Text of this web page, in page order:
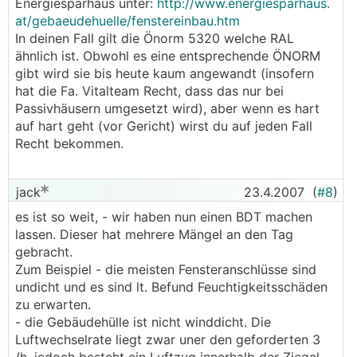
Energiesparhaus unter: http://www.energiesparhaus.
at/gebaeudehuelle/fenstereinbau.htm
In deinen Fall gilt die Önorm 5320 welche RAL
ähnlich ist. Obwohl es eine entsprechende ÖNORM
gibt wird sie bis heute kaum angewandt (insofern
hat die Fa. Vitalteam Recht, dass das nur bei
Passivhäusern umgesetzt wird), aber wenn es hart
auf hart geht (vor Gericht) wirst du auf jeden Fall
Recht bekommen.
jack 23.4.2007 (#8)
es ist so weit, - wir haben nun einen BDT machen
lassen. Dieser hat mehrere Mängel an den Tag
gebracht.
Zum Beispiel - die meisten Fensteranschlüsse sind
undicht und es sind lt. Befund Feuchtigkeitsschäden
zu erwarten.
- die Gebäudehülle ist nicht winddicht. Die
Luftwechselrate liegt zwar uner den geforderten 3